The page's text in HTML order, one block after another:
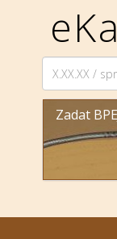
Zadat